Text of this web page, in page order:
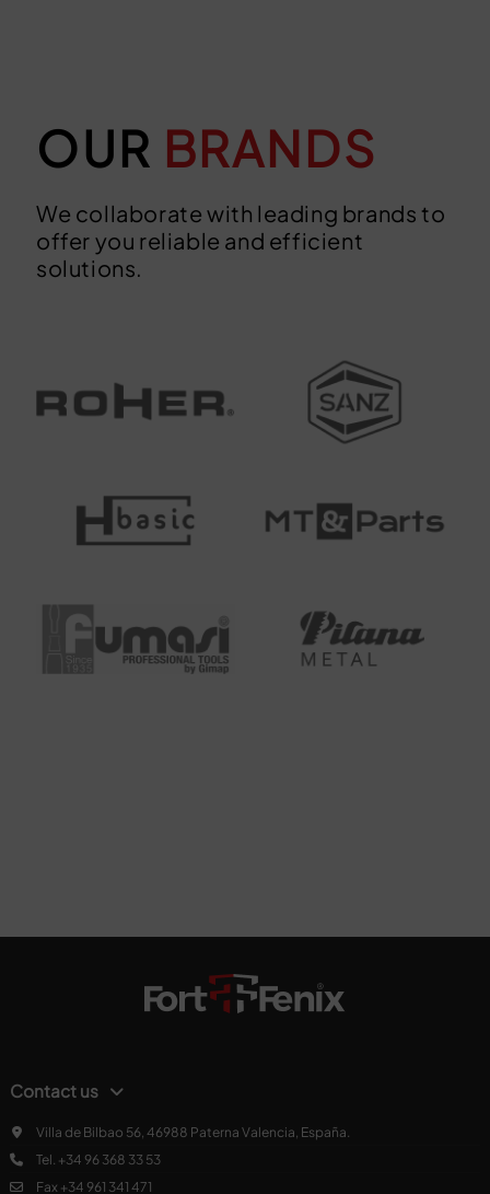
OUR BRANDS
We collaborate with leading brands to
offer you reliable and efficient
solutions.
Contact us
Villa de Bilbao 56, 46988 Paterna Valencia, España.
Tel. +34 96 368 33 53
Fax +34 961 341 471